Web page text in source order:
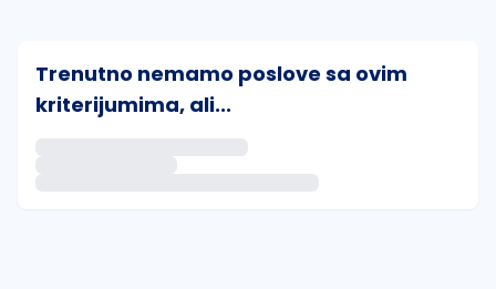
Trenutno nemamo poslove sa ovim
kriterijumima, ali...